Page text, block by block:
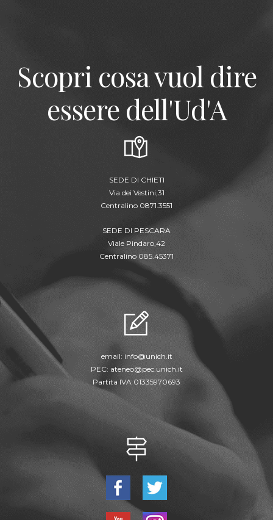
Scopri cosa vuol dire
essere dell'Ud'A
SEDE DI CHIETI
Via dei Vestini,31
Centralino 0871.3551
SEDE DI PESCARA
Viale Pindaro,42
Centralino 085.45371
email: info@unich.it
PEC: ateneo@pec.unich.it
Partita IVA 01335970693